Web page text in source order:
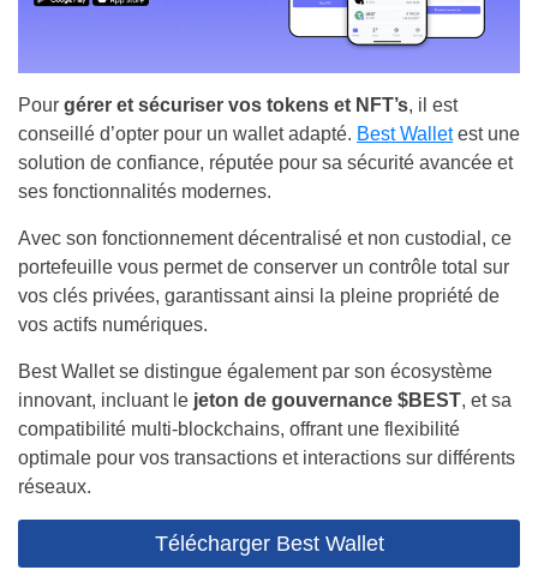
Pour gérer et sécuriser vos tokens et NFT’s, il est
conseillé d’opter pour un wallet adapté. Best Walletest une
solution de confiance, réputée pour sa sécurité avancée et
ses fonctionnalités modernes.
Avec son fonctionnement décentralisé et non custodial, ce
portefeuille vous permet de conserver un contrôle total sur
vos clés privées, garantissant ainsi la pleine propriété de
vos actifs numériques.
Best Wallet se distingue également par son écosystème
innovant, incluant le jeton de gouvernance $BEST, et sa
compatibilité multi-blockchains, offrant une flexibilité
optimale pour vos transactions et interactions sur différents
réseaux.
Télécharger Best Wallet